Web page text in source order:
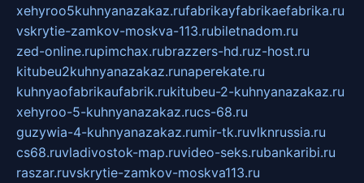
xehyroo5kuhnyanazakaz.rufabrikayfabrikaefabrika.ru
vskrytie-zamkov-moskva-113.rubiletnadom.ru
zed-online.rupimchax.rubrazzers-hd.ruz-host.ru
kitubeu2kuhnyanazakaz.runaperekate.ru
kuhnyaofabrikaufabrik.rukitubeu-2-kuhnyanazakaz.ru
xehyroo-5-kuhnyanazakaz.rucs-68.ru
guzywia-4-kuhnyanazakaz.rumir-tk.ruvlknrussia.ru
cs68.ruvladivostok-map.ruvideo-seks.rubankaribi.ru
raszar.ruvskrytie-zamkov-moskva113.ru